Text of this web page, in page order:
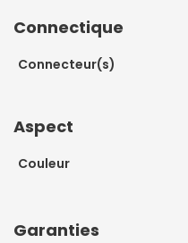
Connectique
Connecteur(s)
Aspect
Couleur
Garanties